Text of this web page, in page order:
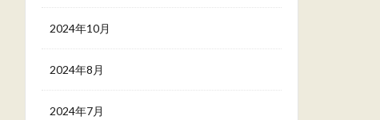
2024年10月
2024年8月
2024年7月